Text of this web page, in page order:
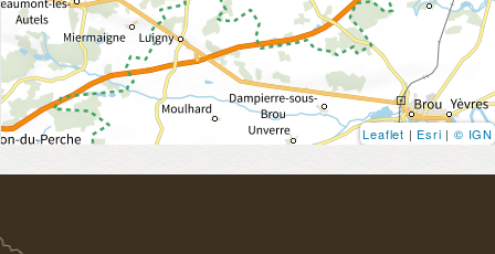
Leaflet | Esri | © IGN